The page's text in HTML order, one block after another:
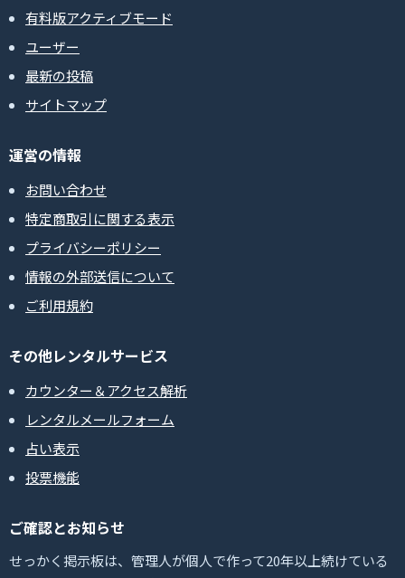
有料版アクティブモード
ユーザー
最新の投稿
サイトマップ
運営の情報
お問い合わせ
特定商取引に関する表示
プライバシーポリシー
情報の外部送信について
ご利用規約
その他レンタルサービス
カウンター＆アクセス解析
レンタルメールフォーム
占い表示
投票機能
ご確認とお知らせ
せっかく掲示板は、管理人が個人で作って20年以上続けている